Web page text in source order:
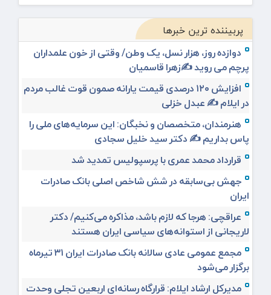
پربیننده ترین خبرها
دوازده روز، هزار نسل، یک وطن/ وقتی از خون علمداران
پرچم می روید ✍️زهرا قاسمیان
افزایش ۱۲۰ درصدی قیمت یارانه صمون قوت غالب مردم
در ایلام ✍️ عبدل خزلی
هنرمندان، متخصصان و نخبگان: این سرمایه‌های ملی را
پاس بداریم ✍️ دکتر سید خلیل سجادی
قرارداد محمد عمری با پرسپولیس تمدید شد
جهش بی‌سابقه در شش شاخص اصلی بانک صادرات
ایران
عراقچی: هرجا که لازم باشد، مذاکره می‌کنیم/ دکتر
لاریجانی از استوانه‌های سیاسی ایران هستند
مجمع عمومی عادی سالانه بانک صادرات ایران ۳۱ تیرماه
برگزار می‌شود
مدیرکل ارشاد ایلام: قرارگاه رسانه‌ای اربعین تجلی وحدت